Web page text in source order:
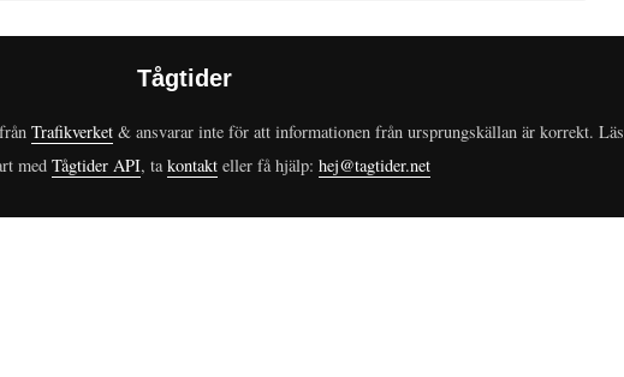
Tågtider
Trafikverket & ansvarar inte för att informationen från ursprungskällan är korrekt. Läs
med Tågtider API, takontakteller få hjälp: hej@tagtider.net